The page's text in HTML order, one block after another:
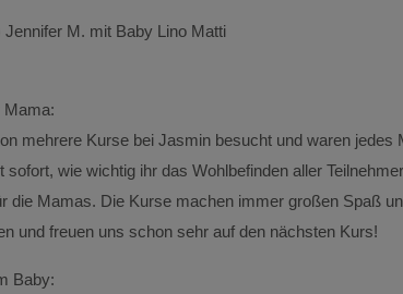
Jennifer M. mit Baby Lino Matti
Mama:
mehrere Kurse bei Jasmin besucht und waren
sofort, wie wichtig ihr das Wohlbefinden aller
die Mamas. Die Kurse machen immer großen Spaß
und freuen uns schon sehr auf den nächsten Kurs!
Baby: